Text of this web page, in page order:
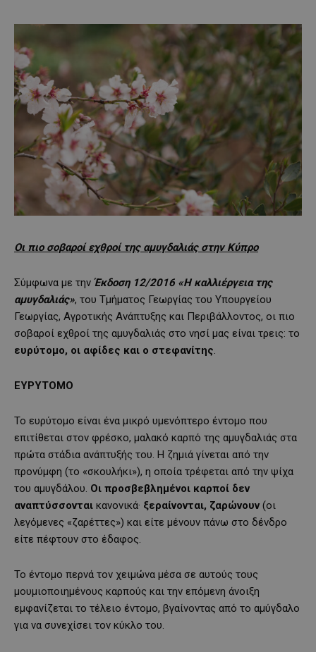
Οι πιο σοβαροί εχθροί της αμυγδαλιάς στην Κύπρο
Σύμφωνα με την Έκδοση 12/2016 «Η καλλιέργεια της
αμυγδαλιάς», του Τμήματος Γεωργίας του Υπουργείου
Γεωργίας, Αγροτικής Ανάπτυξης και Περιβάλλοντος, οι πιο
σοβαροί εχθροί της αμυγδαλιάς στο νησί μας είναι τρεις: το
ευρύτομο, οι αφίδες και ο στεφανίτης.
ΕΥΡΥΤΟΜΟ
Το ευρύτομο είναι ένα μικρό υμενόπτερο έντομο που
επιτίθεται στον φρέσκο, μαλακό καρπό της αμυγδαλιάς στα
πρώτα στάδια ανάπτυξής του. Η ζημιά γίνεται από την
προνύμφη (το «σκουλήκι»), η οποία τρέφεται από την ψίχα
του αμυγδάλου. Οι προσβεβλημένοι καρποί δεν
αναπτύσσονται κανονικά· ξεραίνονται, ζαρώνουν (οι
λεγόμενες «ζαρέττες») και είτε μένουν πάνω στο δένδρο
είτε πέφτουν στο έδαφος.
Το έντομο περνά τον χειμώνα μέσα σε αυτούς τους
μουμιοποιημένους καρπούς και την επόμενη άνοιξη
εμφανίζεται το τέλειο έντομο, βγαίνοντας από το αμύγδαλο
για να συνεχίσει τον κύκλο του.